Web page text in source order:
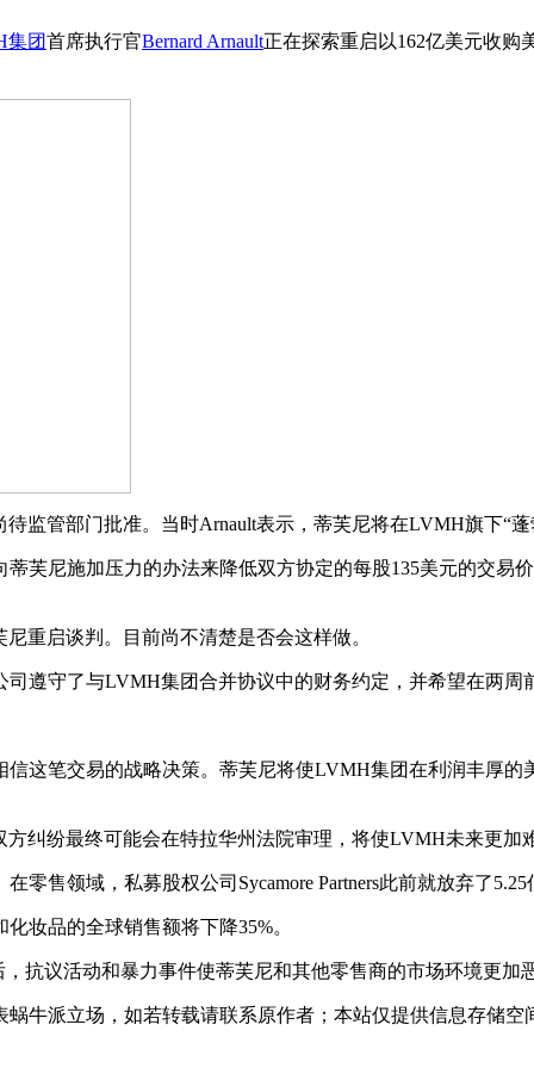
集团首席执行官Bernard Arnault正在探索重启以162亿美元收购
监管部门批准。当时Arnault表示，蒂芙尼将在LVMH旗下“蓬
芙尼施加压力的办法来降低双方协定的每股135美元的交易
重启谈判。目前尚不清楚是否会这样做。
遵守了与LVMH集团合并协议中的财务约定，并希望在两周
这笔交易的战略决策。蒂芙尼将使LVMH集团在利润丰厚
纠纷最终可能会在特拉华州法院审理，将使LVMH未来更加
售领域，私募股权公司Sycamore Partners此前就放弃了5.25
妆品的全球销售额将下降35%。
抗议活动和暴力事件使蒂芙尼和其他零售商的市场环境更加
牛派立场，如若转载请联系原作者；本站仅提供信息存储